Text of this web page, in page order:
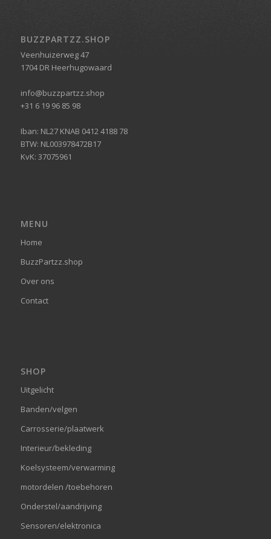
BUZZPARTZZ.SHOP
Veenhuizerweg 47
1704 DR Heerhugowaard
info@buzzpartzz.shop
+31 6 19 96 85 98
Iban: NL27 KNAB 0412 4188 78
BTW: NL003978472B17
KvK: 37075961
MENU
Home
BuzzPartzz.shop
Over ons
Contact
SHOP
Uitgelicht
Banden/velgen
Carrosserie/plaatwerk
Interieur/bekleding
Koelsysteem/verwarming
motordelen /toebehoren
Onderstel/aandrijving
Sensoren/elektronica